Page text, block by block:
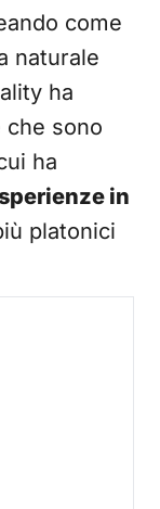
come
naturale
ha
che sono
ha
in
platonici